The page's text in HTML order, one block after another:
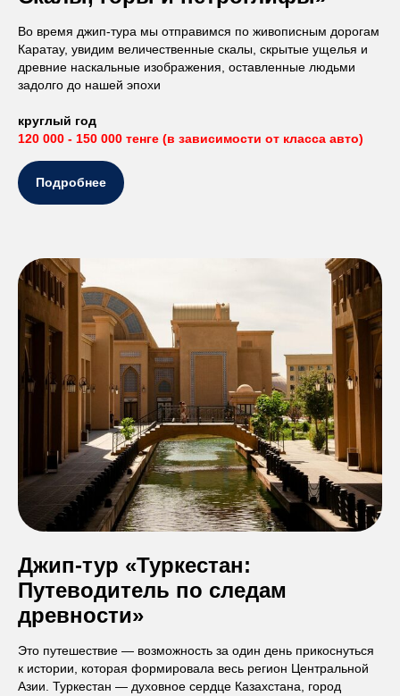
Во время джип-тура мы отправимся по живописным дорогам
Каратау, увидим величественные скалы, скрытые ущелья и
древние наскальные изображения, оставленные людьми
задолго до нашей эпохи
круглый год
120 000 - 150 000 тенге (в зависимости от класса авто)
Подробнее
Джип-тур «Туркестан:
Путеводитель по следам
древности»
Это путешествие — возможность за один день прикоснуться
к истории, которая формировала весь регион Центральной
Азии. Туркестан — духовное сердце Казахстана, город